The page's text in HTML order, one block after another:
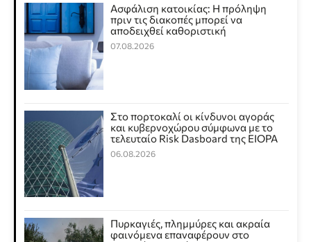
Ασφάλιση κατοικίας: Η πρόληψη
πριν τις διακοπές μπορεί να
αποδειχθεί καθοριστική
07.08.2026
Στο πορτοκαλί οι κίνδυνοι αγοράς
και κυβερνοχώρου σύμφωνα με το
τελευταίο Risk Dasboard της EIOPA
06.08.2026
Πυρκαγιές, πλημμύρες και ακραία
φαινόμενα επαναφέρουν στο